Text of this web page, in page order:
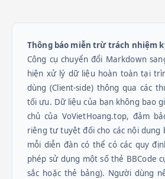
Thông báo miễn trừ trách nhiệm
Công cụ chuyển đổi Markdown
hiện xử lý dữ liệu hoàn toàn tại
dùng (Client-side) thông qua các
tối ưu. Dữ liệu của bạn không bao
chủ của VoVietHoang.top, đảm
riêng tư tuyệt đối cho các nội dung
mỗi diễn đàn có thể có các quy
phép sử dụng một số thẻ BBCode
sắc hoặc thẻ bảng). Người dùng